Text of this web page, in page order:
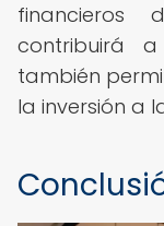
contribuirá
también
la inversión a